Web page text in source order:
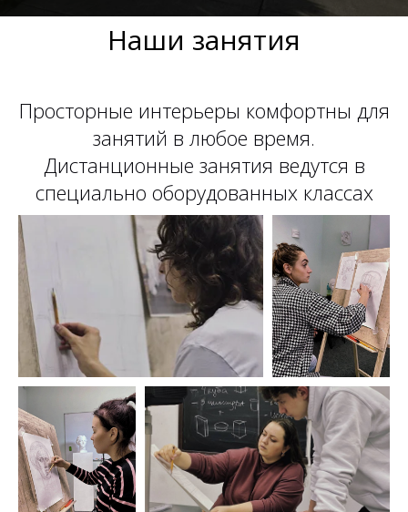
Наши занятия
Просторные интерьеры комфортны для
занятий в любое время.
Дистанционные занятия ведутся в
специально оборудованных классах